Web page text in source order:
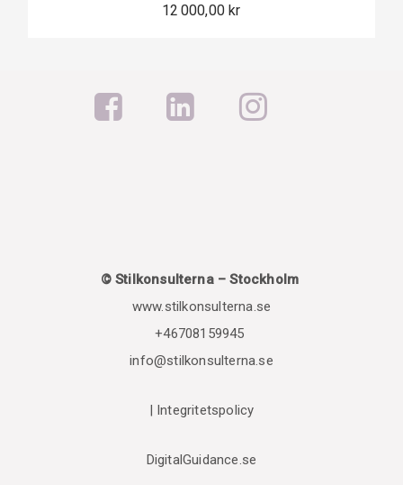
12 000,00 kr
© Stilkonsulterna – Stockholm
www.stilkonsulterna.se
+46708159945
info@stilkonsulterna.se
| Integritetspolicy
DigitalGuidance.se